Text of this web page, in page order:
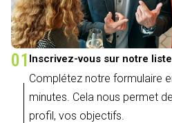
01 Inscrivez-vous sur notre
Complétez notre formulaire
minutes. Cela nous permet
profil, vos objectifs.